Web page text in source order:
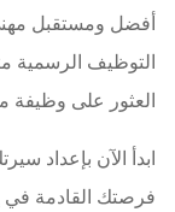
أفضل ومستقبل
العثور على
ابدأ الآن بإعداد
فرصتك القادمة في